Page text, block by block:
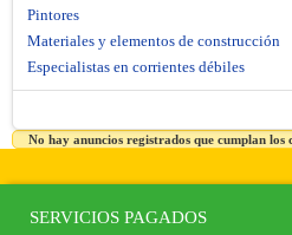
Pintores
Materiales y elementos de construcción
Especialistas en corrientes débiles
No hay anuncios registrados que cumplan
SERVICIOS PAGADOS